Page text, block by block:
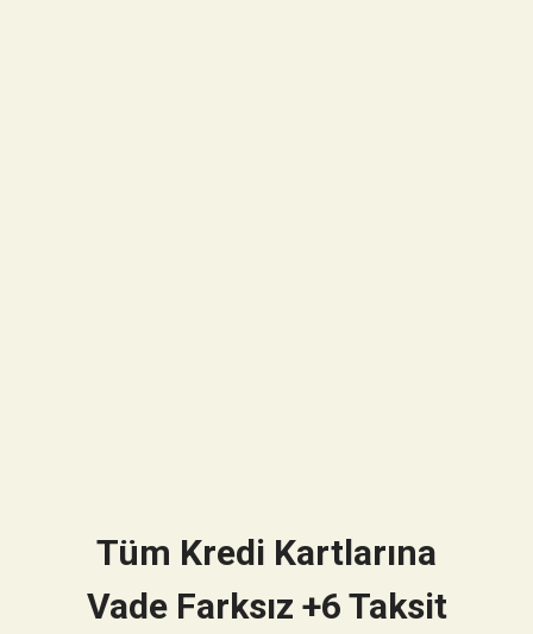
Tüm Kredi Kartlarına
Vade Farksız +6 Taksit